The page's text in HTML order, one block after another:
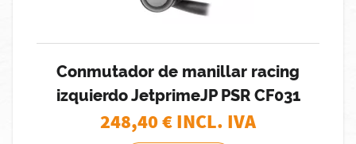
Conmutador de manillar racing
izquierdo JetprimeJP PSR CF031
248,40€ INCL. IVA